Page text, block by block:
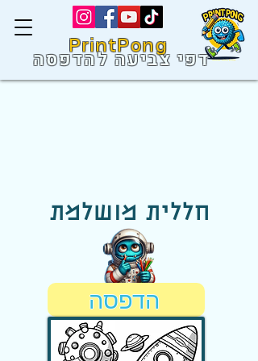
PrintPong
דפי צביעה להדפסה
חללית מושלמת
הדפסה